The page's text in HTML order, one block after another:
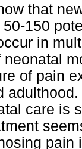
that
150
in
of pain
care is
pain